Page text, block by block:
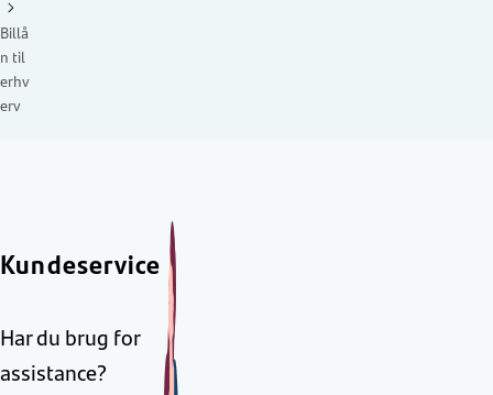
Billå
n til
erhv
erv
Kundeservice
Har du brug for
assistance?